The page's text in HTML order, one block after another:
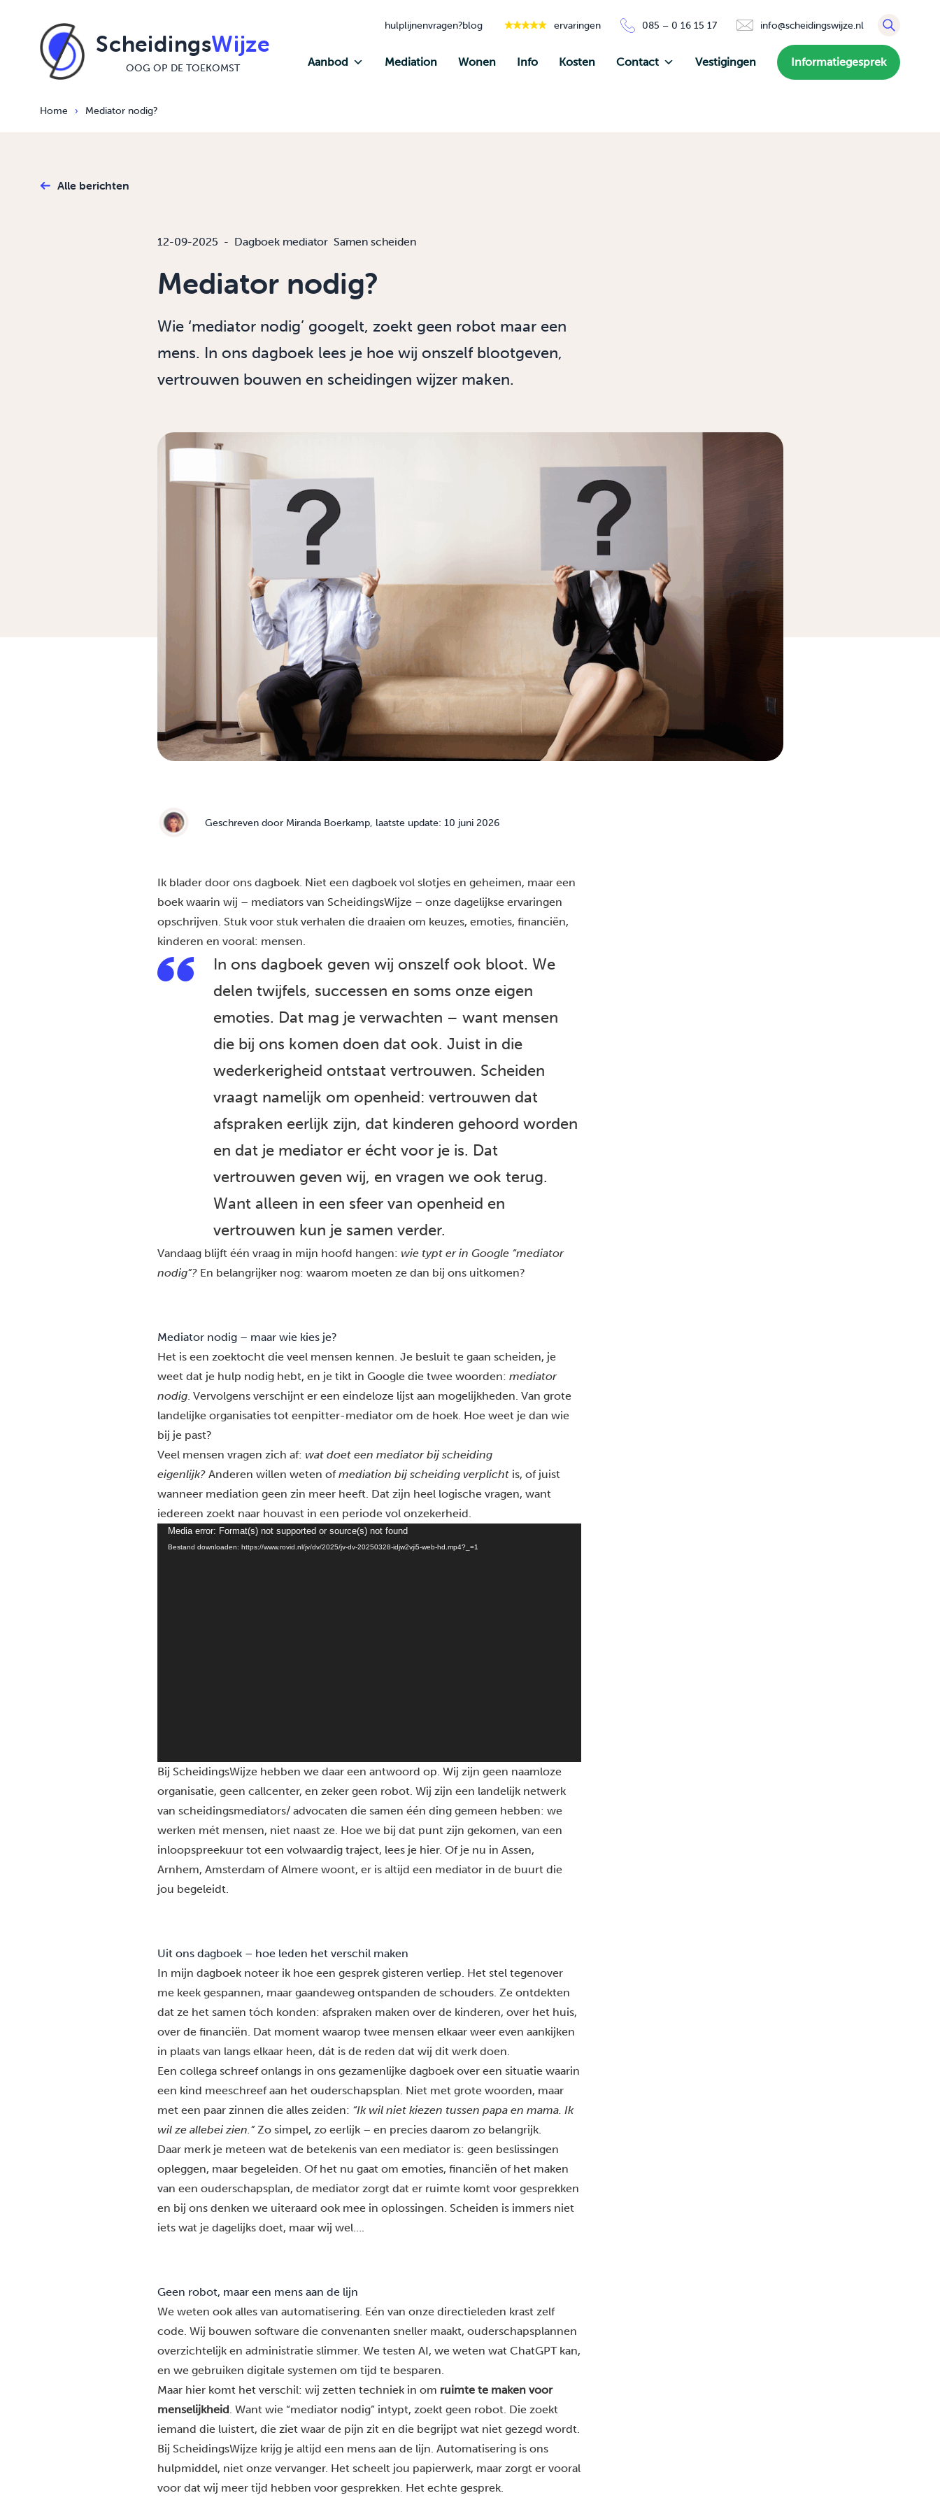
ScheidingsWijze
OOG OP DE TOEKOMST
hulplijnenvragen?blog ervaringen 085 – 0 16 15 17 info@scheidingswijze.nl
Aanbod Mediation Wonen Info Kosten Contact Vestigingen Informatiegesprek
Home › Mediator nodig?
Alle berichten
12-09-2025 - Dagboek mediator Samen scheiden
Mediator nodig?
Wie ‘mediator nodig’ googelt, zoekt geen robot maar een
mens. In ons dagboek lees je hoe wij onszelf blootgeven,
vertrouwen bouwen en scheidingen wijzer maken.
Geschreven door Miranda Boerkamp, laatste update: 10 juni 2026
Ik blader door ons dagboek. Niet een dagboek vol slotjes en geheimen, maar een
boek waarin wij – mediators van ScheidingsWijze – onze dagelijkse ervaringen
opschrijven. Stuk voor stuk verhalen die draaien om keuzes, emoties, financiën,
kinderen en vooral: mensen.
In ons dagboek geven wij onszelf ook bloot. We
delen twijfels, successen en soms onze eigen
emoties. Dat mag je verwachten – want mensen
die bij ons komen doen dat ook. Juist in die
wederkerigheid ontstaat vertrouwen. Scheiden
vraagt namelijk om openheid: vertrouwen dat
afspraken eerlijk zijn, dat kinderen gehoord worden
en dat je mediator er écht voor je is. Dat
vertrouwen geven wij, en vragen we ook terug.
Want alleen in een sfeer van openheid en
vertrouwen kun je samen verder.
Vandaag blijft één vraag in mijn hoofd hangen: wie typt er in Google “mediator
nodig”?En belangrijker nog: waarom moeten ze dan bij ons uitkomen?
Mediator nodig – maar wie kies je?
Het is een zoektocht die veel mensen kennen. Je besluit te gaan scheiden, je
weet dat je hulp nodig hebt, en je tikt in Google die twee woorden: mediator
nodig. Vervolgens verschijnt er een eindeloze lijst aan mogelijkheden. Van grote
landelijke organisaties tot eenpitter-mediator om de hoek. Hoe weet je dan wie
bij je past?
Veel mensen vragen zich af: wat doet een mediator bij scheiding
eigenlijk?Anderen willen weten ofmediation bij scheiding verplichtis, of juist
wanneer mediation geen zin meer heeft. Dat zijn heel logische vragen, want
iedereen zoekt naar houvast in een periode vol onzekerheid.
Videospeler
Media error: Format(s) not supported or source(s) not found
Bestand downloaden: https://www.rovid.nl/jv/dv/2025/jv-dv-20250328-idjw2vji5-web-hd.mp4?_=1
Bij ScheidingsWijze hebben we daar een antwoord op. Wij zijn geen naamloze
organisatie, geen callcenter, en zeker geen robot. Wij zijn een landelijk netwerk
van scheidingsmediators/ advocaten die samen één ding gemeen hebben: we
werken mét mensen, niet naast ze. Hoe we bij dat punt zijn gekomen, van een
inloopspreekuur tot een volwaardig traject, lees je hier. Of je nu in Assen,
Arnhem, Amsterdam of Almerewoont, er is altijd een mediator in de buurt die
jou begeleidt.
Uit ons dagboek – hoe leden het verschil maken
In mijn dagboek noteer ik hoe een gesprek gisteren verliep. Het stel tegenover
me keek gespannen, maar gaandeweg ontspanden de schouders. Ze ontdekten
dat ze het samen tóch konden: afspraken maken over de kinderen, over het huis,
over de financiën. Dat moment waarop twee mensen elkaar weer even aankijken
in plaats van langs elkaar heen, dát is de reden dat wij dit werk doen.
Een collega schreef onlangs in ons gezamenlijke dagboek over een situatie waarin
een kind meeschreef aan het ouderschapsplan. Niet met grote woorden, maar
met een paar zinnen die alles zeiden: “Ik wil niet kiezen tussen papa en mama. Ik
wil ze allebei zien.”Zo simpel, zo eerlijk – en precies daarom zo belangrijk.
Daar merk je meteen wat de betekenis van een mediator is: geen beslissingen
opleggen, maar begeleiden. Of het nu gaat om emoties, financiën of het maken
van een ouderschapsplan, de mediator zorgt dat er ruimte komt voor gesprekken
en bij ons denken we uiteraard ook mee in oplossingen. Scheiden is immers niet
iets wat je dagelijks doet, maar wij wel….
Geen robot, maar een mens aan de lijn
We weten ook alles van automatisering. Eén van onze directieleden krast zelf
code. Wij bouwen software die convenanten sneller maakt, ouderschapsplannen
overzichtelijk en administratie slimmer. We testen AI, we weten wat ChatGPT kan,
en we gebruiken digitale systemen om tijd te besparen.
Maar hier komt het verschil: wij zetten techniek in om ruimte te maken voor
menselijkheid. Want wie “mediator nodig” intypt, zoekt geen robot. Die zoekt
iemand die luistert, die ziet waar de pijn zit en die begrijpt wat niet gezegd wordt.
Bij ScheidingsWijze krijg je altijd een mens aan de lijn. Automatisering is ons
hulpmiddel, niet onze vervanger. Het scheelt jou papierwerk, maar zorgt er vooral
voor dat wij meer tijd hebben voor gesprekken. Het echte gesprek.